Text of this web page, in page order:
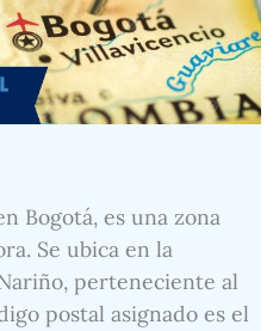
Bogotá, es una zona
Se ubica en la
perteneciente al
postal asignado es el